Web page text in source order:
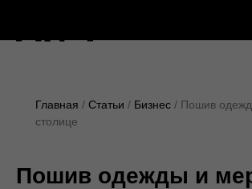
Главная Статьи Бизнес
Пошив
столице
Пошив одежды и